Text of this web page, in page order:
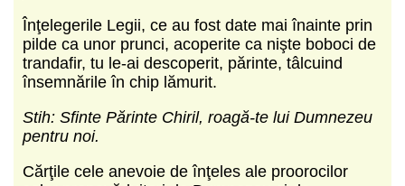
Înţelegerile Legii, ce au fost date mai înainte prin
pilde ca unor prunci, acoperite ca nişte boboci de
trandafir, tu le-ai descoperit, părinte, tâlcuind
însemnările în chip lămurit.
Stih: Sfinte Părinte Chiril, roagă-te lui Dumnezeu
pentru noi.
Cărţile cele anevoie de înţeles ale proorocilor